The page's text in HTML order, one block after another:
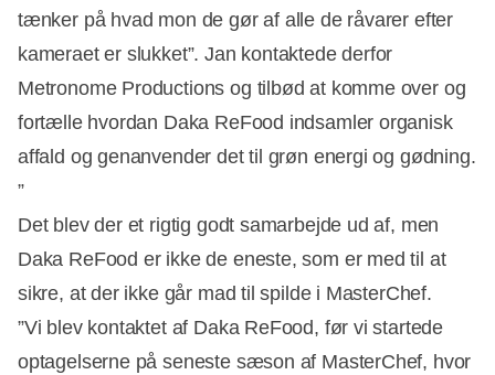
tænker på hvad mon de gør af alle de råvarer efter
kameraet er slukket”. Jan kontaktede derfor
Metronome Productions og tilbød at komme over og
fortælle hvordan Daka ReFood indsamler organisk
affald og genanvender det til grøn energi og gødning.
”
Det blev der et rigtig godt samarbejde ud af, men
Daka ReFood er ikke de eneste, som er med til at
sikre, at der ikke går mad til spilde i MasterChef.
”Vi blev kontaktet af Daka ReFood, før vi startede
optagelserne på seneste sæson af MasterChef, hvor